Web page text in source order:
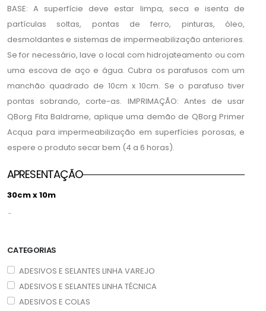
CATEGORIAS
ADESIVOS E SELANTES LINHA VAREJO
ADESIVOS E SELANTES LINHA TÉCNICA
ADESIVOS E COLAS
BASE: A superfície deve estar limpa, seca e isenta de
partículas soltas, pontas de ferro, pinturas, óleo,
desmoldantes e sistemas de impermeabilização anteriores.
Se for necessário, lave o local com hidrojateamento ou com
uma escova de aço e água. Cubra os parafusos com um
manchão quadrado de 10cm x 10cm. Se o parafuso tiver
pontas sobrando, corte-as. IMPRIMAÇÃO: Antes de usar
QBorg Fita Baldrame, aplique uma demão de QBorg Primer
Acqua para impermeabilização em superfícies porosas, e
espere o produto secar bem (4 a 6 horas).
APRESENTAÇÃO
30cm x 10m
-